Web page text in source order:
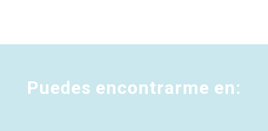
Puedes encontrarme en: